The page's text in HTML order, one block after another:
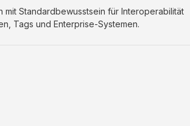
mit Standardbewusstsein für Interoperabilität
Tags und Enterprise-Systemen.